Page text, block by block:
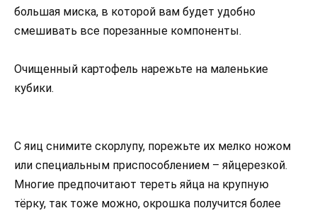
большая миска, в которой вам будет удобно
смешивать все порезанные компоненты.
Очищенный картофель нарежьте на маленькие
кубики.
С яиц снимите скорлупу, порежьте их мелко ножом
или специальным приспособлением – яйцерезкой.
Многие предпочитают тереть яйца на крупную
тёрку, так тоже можно, окрошка получится более